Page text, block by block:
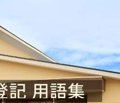
記 用語集